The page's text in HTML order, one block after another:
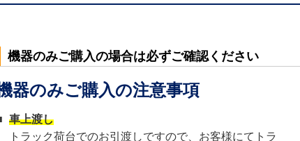
機器のみご購入の場合は必ずご確認ください
器のみご購入の注意事項
車上渡し
トラック荷台でのお引渡しですので、お客様にてトラ